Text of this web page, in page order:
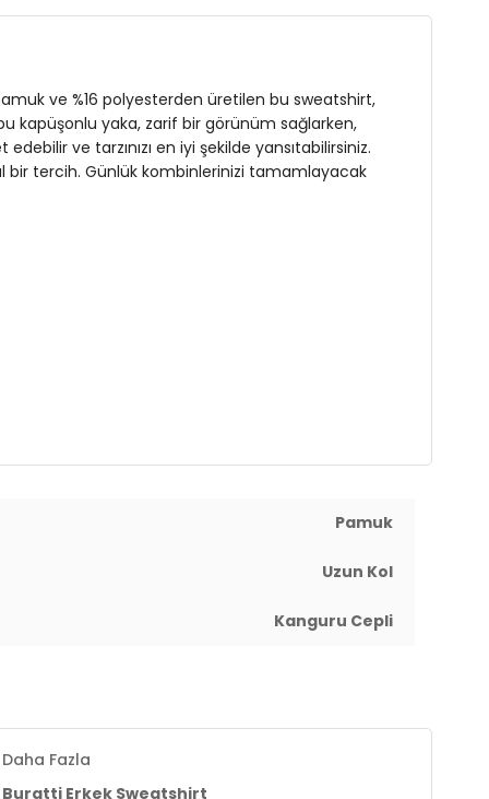
ve %16 polyesterden üretilen bu sweatshirt,
kapüşonlu yaka, zarif bir görünüm sağlarken,
ve tarzınızı en iyi şekilde yansıtabilirsiniz.
bir tercih. Günlük kombinlerinizi tamamlayacak
Pamuk
Uzun Kol
Kanguru Cepli
Daha Fazla
Buratti Erkek Sweatshirt